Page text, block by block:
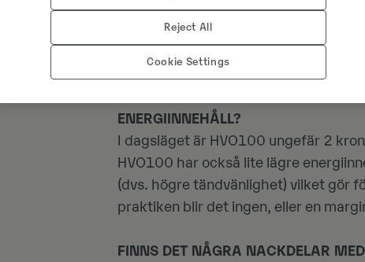
mindre än för vanlig diesel gör den
det tillkommer att distributionen är
HUR STÅR SIG HVO100 MOT
ENERGIINNEHÅLL?
I dagsläget är HVO100 ungefär 2
HVO100 har också lite lägre
(dvs. högre tändvänlighet) vilket gör
praktiken blir det ingen, eller en
FINNS DET NÅGRA NACKDELAR
Reject All
Cookie Settings